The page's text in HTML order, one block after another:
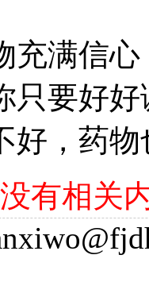
满信心
只要好
好，药
没有相关